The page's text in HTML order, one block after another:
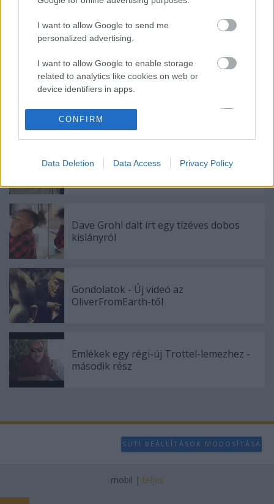
I want to allow Google to send me
personalized advertising.
I want to allow Google to enable storage
related to analytics like cookies on web or
device identifiers in apps.
I want to allow Google to enable storage
related to functionality of the website or app.
related to personalization.
I want to allow Google to enable storage
related to security, including authentication
functionality and fraud prevention, and other
user protection.
CONFIRM
Data Deletion Data Access Privacy Policy
Ajánlott bejegyzések:
Meghalt egy zseni, újra él az AC/DC - Ez
történt a Lángolón
Kanye West nem ad ki több lemezt, amíg
meg nem szabadul a kiadóitól
Dave Grohl dalt írt egy tízéves dobos
kislányról
Gondolatok - Új videó az
OliverFromEarth-től
Emlékek egy régi-új Trottel-lemezhez -
második rész
SÜTI BEÁLLÍTÁSOK MÓDOSÍTÁSA
mobil | teljes